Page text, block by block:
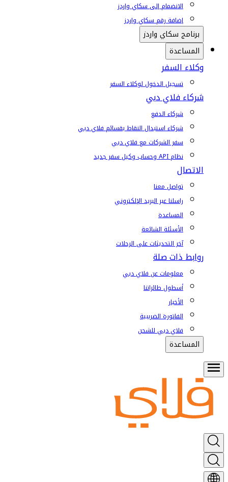
الانضمام إلى سكاي واردز
إضافة رقم سكاي واردز
برنامج سكاي واردز
المساعدة
وكلاء السفر
تسجيل الدخول لوكلاء السفر
شركاء فلاي دبي
شركاء الدفع
شركاء استبدال النقاط بقسائم فلاي دبي
سفر الشركات مع فلاي دبي
نظام API وحساب وكيل سفر جديد
الاتصال
تواصل معنا
راسلنا عبر البريد الإلكتروني
المساعدة
الأسئلة الشائعة
آخر التحديثات على الرحلات
روابط ذات صلة
معلومات عن فلاي دبي
أسطول طائراتنا
الأخبار
الفاتورة الضريبية
فلاي دبي للشحن
المساعدة